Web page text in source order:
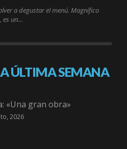
a degustar el menú. Magnífico
es un…
ÚLTIMA SEMANA
«Una gran obra»
2026